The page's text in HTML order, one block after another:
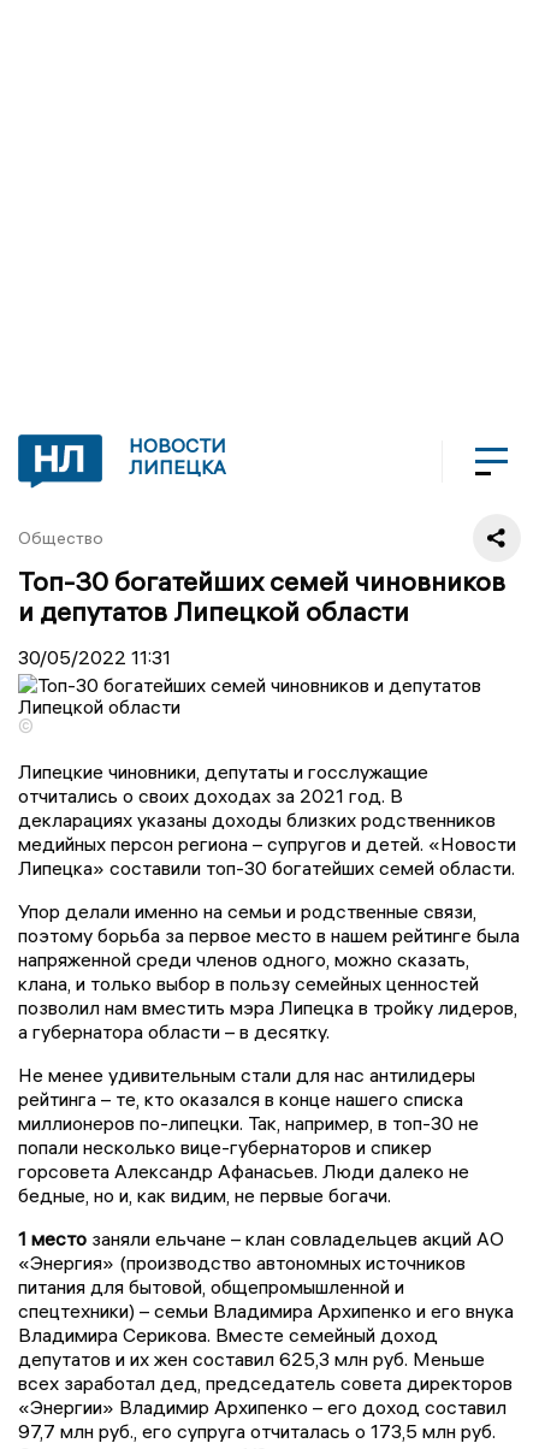
НОВОСТИ
ЛИПЕЦКА
Общество
Топ-30 богатейших семей чиновников
и депутатов Липецкой области
30/05/2022 11:31
©
Липецкие чиновники, депутаты и госслужащие
отчитались о своих доходах за 2021 год. В
декларациях указаны доходы близких родственников
медийных персон региона – супругов и детей. «Новости
Липецка» составили топ-30 богатейших семей области.
Упор делали именно на семьи и родственные связи,
поэтому борьба за первое место в нашем рейтинге была
напряженной среди членов одного, можно сказать,
клана, и только выбор в пользу семейных ценностей
позволил нам вместить мэра Липецка в тройку лидеров,
а губернатора области – в десятку.
Не менее удивительным стали для нас антилидеры
рейтинга – те, кто оказался в конце нашего списка
миллионеров по-липецки. Так, например, в топ-30 не
попали несколько вице-губернаторов и спикер
горсовета Александр Афанасьев. Люди далеко не
бедные, но и, как видим, не первые богачи.
1 место заняли ельчане – клан совладельцев акций АО
«Энергия» (производство автономных источников
питания для бытовой, общепромышленной и
спецтехники) – семьи Владимира Архипенко и его внука
Владимира Серикова. Вместе семейный доход
депутатов и их жен составил 625,3 млн руб. Меньше
всех заработал дед, председатель совета директоров
«Энергии» Владимир Архипенко – его доход составил
97,7 млн руб., его супруга отчиталась о 173,5 млн руб.